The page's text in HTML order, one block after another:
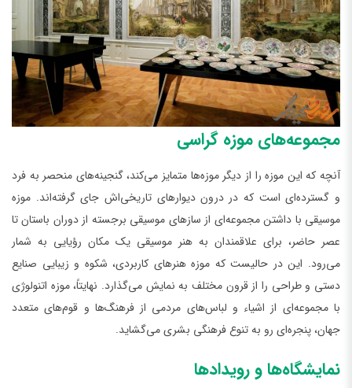
مجموعه‌های موزه گراسی
آنچه که این موزه را از دیگر موزه‌ها متمایز می‌کند، گنجینه‌های منحصر به فرد
و گسترده‌ای است که در درون دیوارهای تاریخی‌اش جای گرفته‌اند. موزه
موسیقی با داشتن مجموعه‌ای از سازهای موسیقی برجسته از دوران باستان تا
عصر حاضر، برای علاقمندان به هنر موسیقی یک مکان رؤیایی به شمار
می‌رود. این در حالیست که موزه هنرهای کاربردی، شکوه و زیبایی صنایع
دستی و طراحی را از قرون مختلف به نمایش می‌گذارد. نهایتاً، موزه اتنولوژی
با مجموعه‌ای از اشیاء و لباس‌های مردمی از فرهنگ‌ها و قوم‌های متعدد
جهان، پنجره‌ای رو به تنوع فرهنگی بشری می‌گشاید.
نمایشگاه‌ها و رویدادها